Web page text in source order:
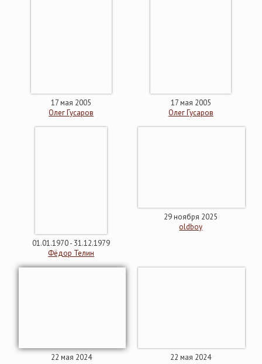
17 мая 2005
Олег Гусаров
17 мая 2005
Олег Гусаров
01.01.1970 - 31.12.1979
Фёдор Телин
29 ноября 2025
oldboy
22 мая 2024
22 мая 2024